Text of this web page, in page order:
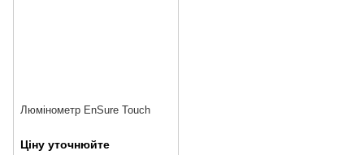
Люмінометр EnSure Touch
Ціну уточнюйте